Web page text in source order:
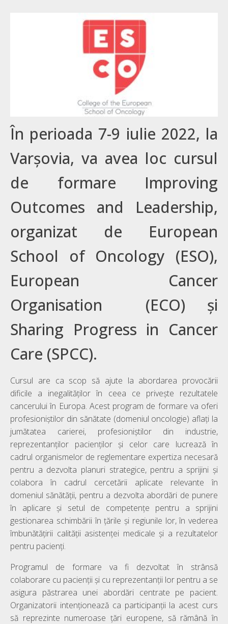
În perioada 7-9 iulie 2022, la
Varșovia, va avea loc cursul
de formare Improving
Outcomes and Leadership,
organizat de European
School of Oncology (ESO),
European Cancer
Organisation (ECO) și
Sharing Progress in Cancer
Care (SPCC).
Cursul are ca scop să ajute la abordarea provocării
dificile a inegalităților în ceea ce privește rezultatele
cancerului în Europa. Acest program de formare va oferi
profesioniștilor din sănătate (domeniul oncologie) aflați la
jumătatea carierei, profesioniștilor din industrie,
reprezentanților pacienților și celor care lucrează în
cadrul organismelor de reglementare expertiza necesară
pentru a dezvolta planuri strategice, pentru a sprijini și
colabora în cadrul cercetării aplicate relevante în
domeniul sănătății, pentru a dezvolta abordări de punere
în aplicare și setul de competențe pentru a sprijini
gestionarea schimbării în țările și regiunile lor, în vederea
îmbunătățirii calității asistenței medicale și a rezultatelor
pentru pacienți.
Programul de formare va fi dezvoltat în strânsă
colaborare cu pacienții și cu reprezentanții lor pentru a se
asigura păstrarea unei abordări centrate pe pacient.
Organizatorii intenționează ca participanții la acest curs
să reprezinte numeroase țări europene, să rămână în